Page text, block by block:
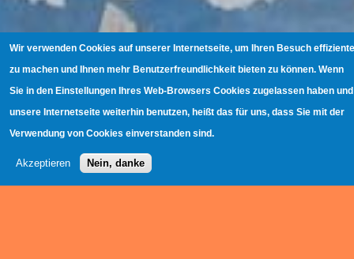
Wir verwenden Cookies auf unserer Internetseite, um Ihren Besuch
zu machen und Ihnen mehr Benutzerfreundlichkeit bieten zu können. Wenn
Sie in den Einstellungen Ihres Web-Browsers Cookies zugelassen haben und
unsere Internetseite weiterhin benutzen, heißt das für uns, dass Sie mit der
Verwendung von Cookies einverstanden sind.
Akzeptieren Nein, danke